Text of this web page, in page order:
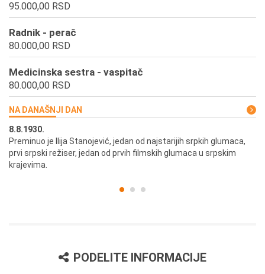
95.000,00 RSD
Radnik - perač
80.000,00 RSD
Medicinska sestra - vaspitač
80.000,00 RSD
NA DANAŠNJI DAN
8.8.1930.
Preminuo je Ilija Stanojević, jedan od najstarijih srpkih glumaca,
prvi srpski režiser, jedan od prvih filmskih glumaca u srpskim
krajevima.
PODELITE INFORMACIJE